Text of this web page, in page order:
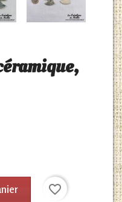
favorite_border